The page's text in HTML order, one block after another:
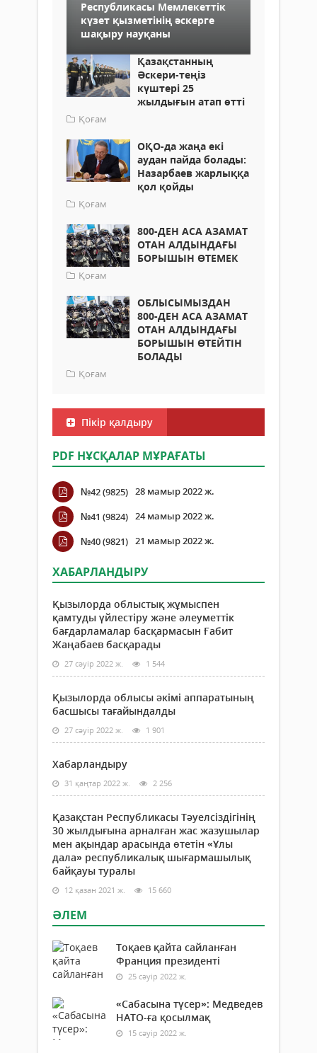
Республикасы Мемлекеттік
күзет қызметінің әскерге
шақыру науқаны
Қазақстанның
Әскери-теңіз
күштері 25
жылдығын атап өтті
Қоғам
ОҚО-да жаңа екі
аудан пайда болады:
Назарбаев жарлыққа
қол қойды
Қоғам
800-ДЕН АСА АЗАМАТ
ОТАН АЛДЫНДАҒЫ
БОРЫШЫН ӨТЕМЕК
Қоғам
ОБЛЫСЫМЫЗДАН
800-ДЕН АСА АЗАМАТ
ОТАН АЛДЫНДАҒЫ
БОРЫШЫН ӨТЕЙТІН
БОЛАДЫ
Қоғам
Пікір қалдыру
PDF НҰСҚАЛАР МҰРАҒАТЫ
№42 (9825) 28 мамыр 2022 ж.
№41 (9824) 24 мамыр 2022 ж.
№40 (9821) 21 мамыр 2022 ж.
ХАБАРЛАНДЫРУ
Қызылорда облыстық жұмыспен
қамтуды үйлестіру және әлеуметтік
бағдарламалар басқармасын Ғабит
Жаңабаев басқарады
27 сәуір 2022 ж. 1 544
Қызылорда облысы әкімі аппаратының
басшысы тағайындалды
27 сәуір 2022 ж. 1 901
Хабарландыру
31 қаңтар 2022 ж. 2 256
Қазақстан Республикасы Тәуелсіздігінің
30 жылдығына арналған жас жазушылар
мен ақындар арасында өтетін «Ұлы
дала» республикалық шығармашылық
байқауы туралы
12 қазан 2021 ж. 15 660
ӘЛЕМ
Тоқаев қайта сайланған
Франция президенті
25 сәуір 2022 ж.
«Сабасына түсер»: Медведев
НАТО-ға қосылмақ
15 сәуір 2022 ж.